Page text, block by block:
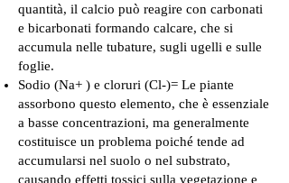
quantità, il calcio può reagire con carbonati
e bicarbonati formando calcare, che si
accumula nelle tubature, sugli ugelli e sulle
foglie.
Sodio (Na+ ) e cloruri (Cl-)= Le piante
assorbono questo elemento, che è essenziale
a basse concentrazioni, ma generalmente
costituisce un problema poiché tende ad
accumularsi nel suolo o nel substrato,
causando effetti tossici sulla vegetazione e